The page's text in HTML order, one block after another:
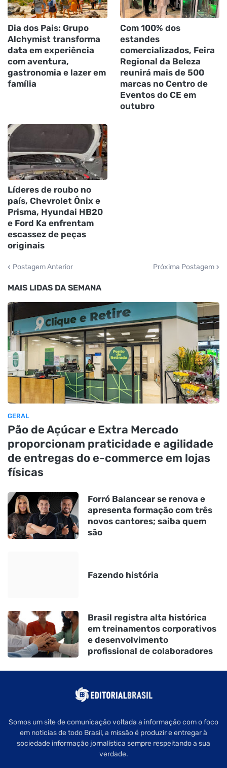
Dia dos Pais: Grupo
Alchymist transforma
data em experiência
com aventura,
gastronomia e lazer em
família
Com 100% dos
estandes
comercializados, Feira
Regional da Beleza
reunirá mais de 500
marcas no Centro de
Eventos do CE em
outubro
Líderes de roubo no
país, Chevrolet Ônix e
Prisma, Hyundai HB20
e Ford Ka enfrentam
escassez de peças
originais
Postagem Anterior Próxima Postagem
MAIS LIDAS DA SEMANA
GERAL
Pão de Açúcar e Extra Mercado
proporcionam praticidade e agilidade
de entregas do e-commerce em lojas
físicas
Forró Balancear se renova e
apresenta formação com três
novos cantores; saiba quem
são
Fazendo história
Brasil registra alta histórica
em treinamentos corporativos
e desenvolvimento
profissional de colaboradores
Somos um site de comunicação voltada a informação com o foco
em noticias de todo Brasil, a missão é produzir e entregar à
sociedade informação jornalística sempre respeitando a sua
verdade.